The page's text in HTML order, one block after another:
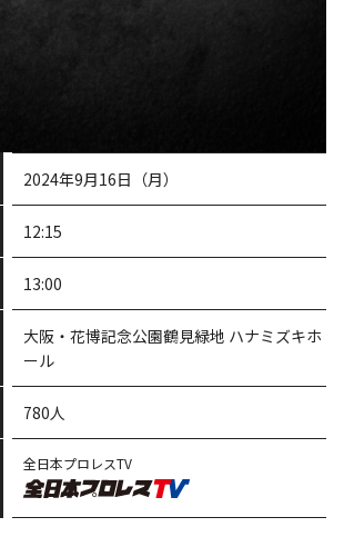
2024年9月16日（月）
12:15
13:00
大阪・花博記念公園鶴見緑地 ハナミズキホ
ール
780人
全日本プロレスTV